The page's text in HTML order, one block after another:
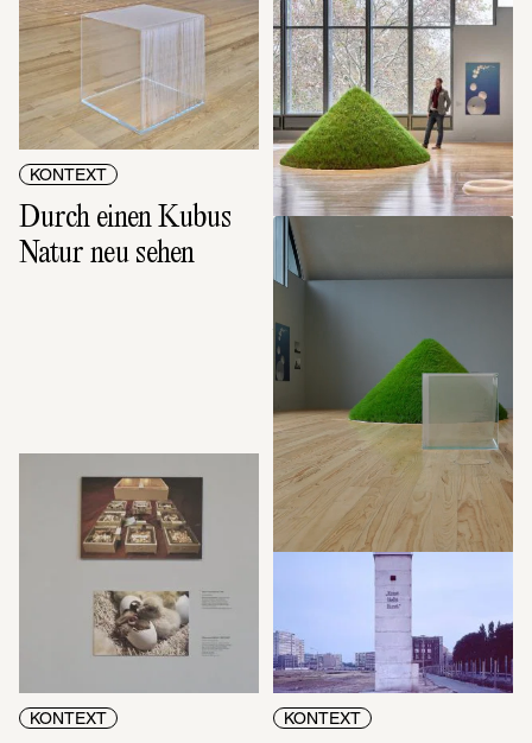
KONTEXT
Durch einen Kubus
Natur neu sehen
KONTEXT
Der Film zur
Ausstellung: Hans
Haacke.
Retrospektive
KONTEXT KONTEXT